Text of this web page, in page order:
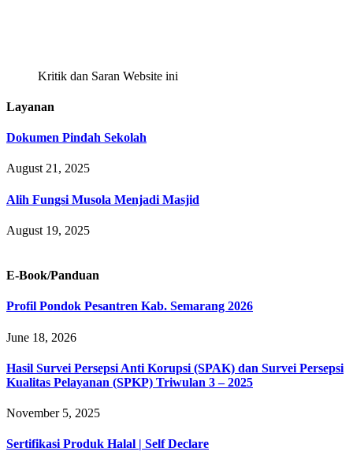
Kritik dan Saran Website ini
Layanan
Dokumen Pindah Sekolah
August 21, 2025
Alih Fungsi Musola Menjadi Masjid
August 19, 2025
E-Book/Panduan
Profil Pondok Pesantren Kab. Semarang 2026
June 18, 2026
Hasil Survei Persepsi Anti Korupsi (SPAK) dan Survei Persepsi
Kualitas Pelayanan (SPKP) Triwulan 3 – 2025
November 5, 2025
Sertifikasi Produk Halal | Self Declare